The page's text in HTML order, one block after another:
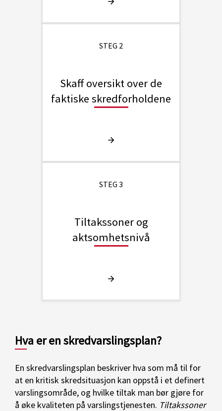
STEG 2
Skaff oversikt over de
faktiske skredforholdene
STEG 3
Tiltakssoner og
aktsomhetsnivå
Hva er en skredvarslingsplan?
En skredvarslingsplan beskriver hva som må til for
at en kritisk skredsituasjon kan oppstå i et definert
varslingsområde, og hvilke tiltak man bør gjøre for
å øke kvaliteten på varslingstjenesten. Tiltakssoner